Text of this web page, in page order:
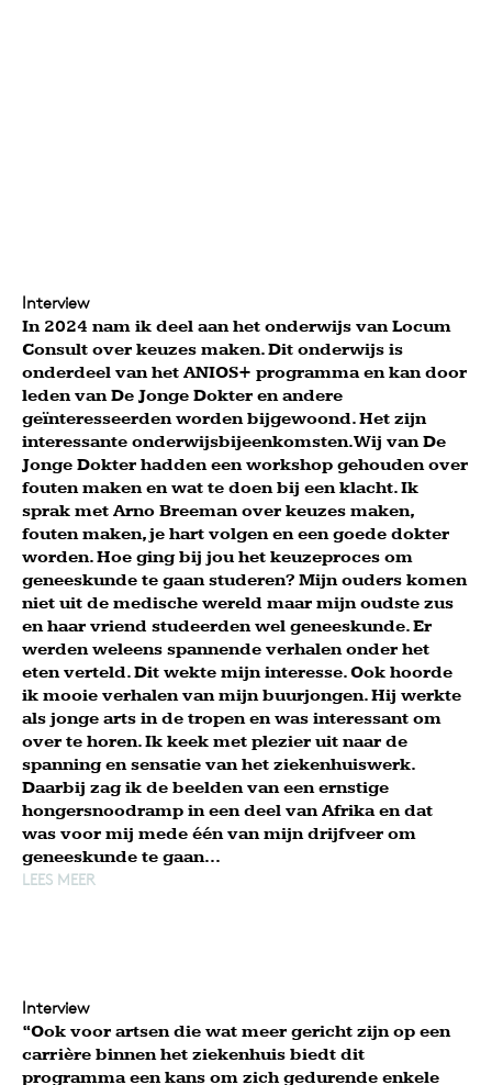
Interview
In 2024 nam ik deel aan het onderwijs van Locum
Consult over keuzes maken. Dit onderwijs is
onderdeel van het ANIOS+ programma en kan door
leden van De Jonge Dokter en andere
geïnteresseerden worden bijgewoond. Het zijn
interessante onderwijsbijeenkomsten. Wij van De
Jonge Dokter hadden een workshop gehouden over
fouten maken en wat te doen bij een klacht. Ik
sprak met Arno Breeman over keuzes maken,
fouten maken, je hart volgen en een goede dokter
worden. Hoe ging bij jou het keuzeproces om
geneeskunde te gaan studeren? Mijn ouders komen
niet uit de medische wereld maar mijn oudste zus
en haar vriend studeerden wel geneeskunde. Er
werden weleens spannende verhalen onder het
eten verteld. Dit wekte mijn interesse. Ook hoorde
ik mooie verhalen van mijn buurjongen. Hij werkte
als jonge arts in de tropen en was interessant om
over te horen. Ik keek met plezier uit naar de
spanning en sensatie van het ziekenhuiswerk.
Daarbij zag ik de beelden van een ernstige
hongersnoodramp in een deel van Afrika en dat
was voor mij mede één van mijn drijfveer om
geneeskunde te gaan...
LEES MEER
Interview
“Ook voor artsen die wat meer gericht zijn op een
carrière binnen het ziekenhuis biedt dit
programma een kans om zich gedurende enkele